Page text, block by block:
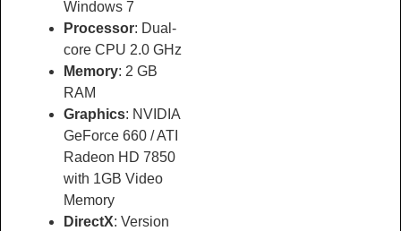
Windows 7
Processor: Dual-
core CPU 2.0 GHz
Memory: 2 GB
RAM
Graphics: NVIDIA
GeForce 660 / ATI
Radeon HD 7850
with 1GB Video
Memory
DirectX: Version